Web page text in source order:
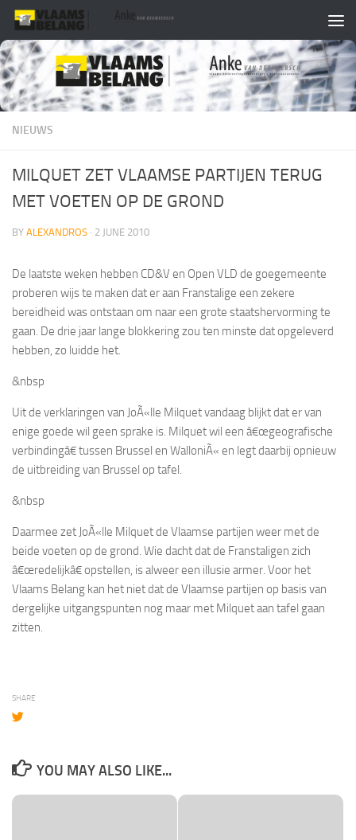
Skip to content
NIEUWS
MILQUET ZET VLAAMSE PARTIJEN TERUG
MET VOETEN OP DE GROND
BY ALEXANDROS · 2 JUNE 2010
De laatste weken hebben CD&V en Open VLD de goegemeente
proberen wijs te maken dat er aan Franstalige een zekere
bereidheid was ontstaan om naar een grote staatshervorming te
gaan. De drie jaar lange blokkering zou ten minste dat opgeleverd
hebben, zo luidde het.
&nbsp
Uit de verklaringen van JoÃ«lle Milquet vandaag blijkt dat er van
enige goede wil geen sprake is. Milquet wil een â€œgeografische
verbindingâ€ tussen Brussel en WalloniÃ« en legt daarbij opnieuw
de uitbreiding van Brussel op tafel.
&nbsp
Daarmee zet JoÃ«lle Milquet de Vlaamse partijen weer met de
beide voeten op de grond. Wie dacht dat de Franstaligen zich
â€œredelijkâ€ opstellen, is alweer een illusie armer. Voor het
Vlaams Belang kan het niet dat de Vlaamse partijen op basis van
dergelijke uitgangspunten nog maar met Milquet aan tafel gaan
zitten.
SHARE
YOU MAY ALSO LIKE...